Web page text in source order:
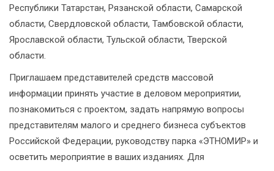
Республики Татарстан, Рязанской области, Самарской
области, Свердловской области, Тамбовской области,
Ярославской области, Тульской области, Тверской
области.
Приглашаем представителей средств массовой
информации принять участие в деловом мероприятии,
познакомиться с проектом, задать напрямую вопросы
представителям малого и среднего бизнеса субъектов
Российской Федерации, руководству парка «ЭТНОМИР» и
осветить мероприятие в ваших изданиях. Для